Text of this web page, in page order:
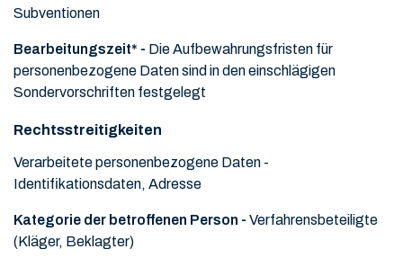
Subventionen
Bearbeitungszeit* - Die Aufbewahrungsfristen für
personenbezogene Daten sind in den einschlägigen
Sondervorschriften festgelegt
Rechtsstreitigkeiten
Verarbeitete personenbezogene Daten -
Identifikationsdaten, Adresse
Kategorie der betroffenen Person - Verfahrensbeteiligte
(Kläger, Beklagter)